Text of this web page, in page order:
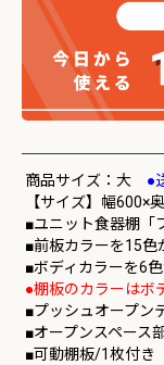
商品サイズ：大 ●
【サイズ】幅600×
■ユニット食器棚「
■前板カラーを15色
■ボディカラーを6
●棚板のカラーはボ
■プッシュオープン
■オープンスペース
■可動棚板/1枚付き